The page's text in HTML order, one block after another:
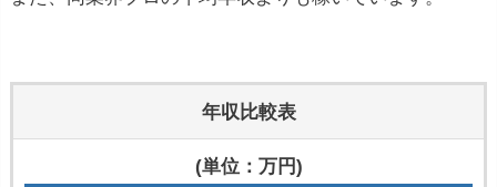
年収比較表
(単位：万円)